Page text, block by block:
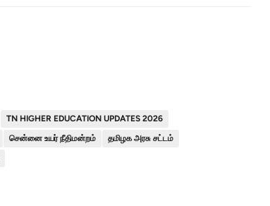
TN HIGHER EDUCATION UPDATES 2026
சென்னை உயர் நீதிமன்றம்
தமிழக அரசு சட்டம்